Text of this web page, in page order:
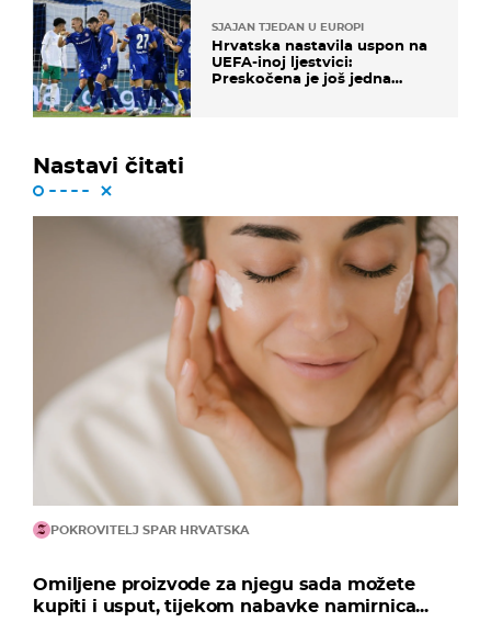
SJAJAN TJEDAN U EUROPI
Hrvatska nastavila uspon na
UEFA-inoj ljestvici:
Preskočena je još jedna
Nastavi čitati
POKROVITELJ SPAR HRVATSKA
Omiljene proizvode za njegu sada možete
kupiti i usput, tijekom nabavke namirnica...